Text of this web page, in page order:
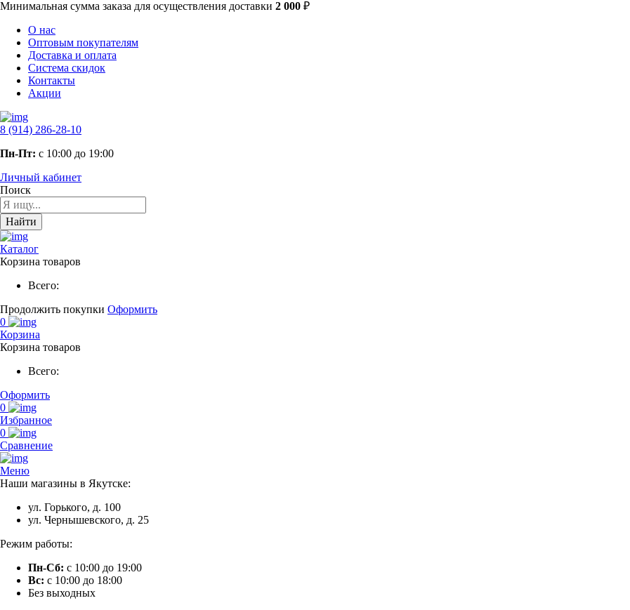
Минимальная сумма заказа для осуществления доставки 2 000 ₽
О нас
Оптовым покупателям
Доставка и оплата
Система скидок
Контакты
Акции
8 (914) 286-28-10
Пн-Пт: с 10:00 до 19:00
Личный кабинет
Поиск
Найти
Каталог
Корзина товаров
Всего:
Продолжить покупки Оформить
0
Корзина
Корзина товаров
Всего:
Оформить
0
Избранное
0
Сравнение
Меню
Наши магазины в Якутске:
ул. Горького, д. 100
ул. Чернышевского, д. 25
Режим работы:
Пн-Сб: с 10:00 до 19:00
Вс: с 10:00 до 18:00
Без выходных